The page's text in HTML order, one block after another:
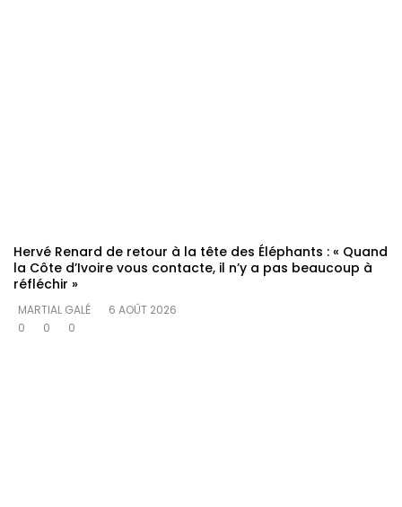
Hervé Renard de retour à la tête des Éléphants : « Quand
la Côte d’Ivoire vous contacte, il n’y a pas beaucoup à
réfléchir »
MARTIAL GALÉ
6 AOÛT 2026
0
0 0